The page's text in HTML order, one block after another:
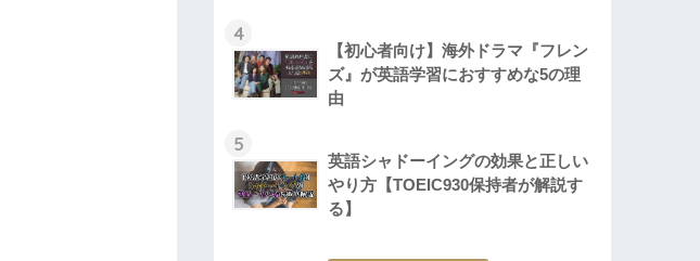
4
【初心者向け】海外ドラマ『フレン
ズ』が英語学習におすすめな5の理
由
5
英語シャドーイングの効果と正しい
やり方【TOEIC930保持者が解説す
る】